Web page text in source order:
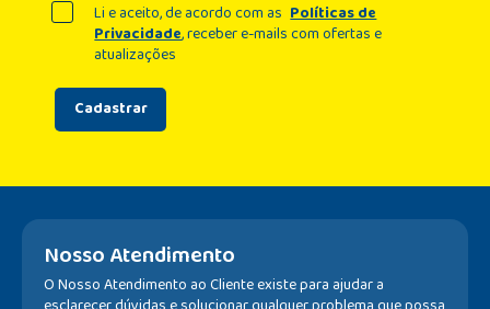
Cadastrar
Li e aceito, de acordo com as Políticas de
Privacidade, receber e-mails com ofertas e
atualizações
Nosso Atendimento
O Nosso Atendimento ao Cliente existe para ajudar a